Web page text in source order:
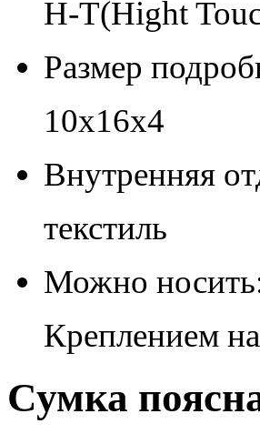
H-T(Hight
Размер
10х16х4
Внутренняя
текстиль
Можно
Креплением
Сумка